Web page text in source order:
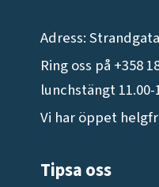
Adress:
Ring oss på +358
lunchstängt 11.00-
Vi har öppet
Tipsa oss